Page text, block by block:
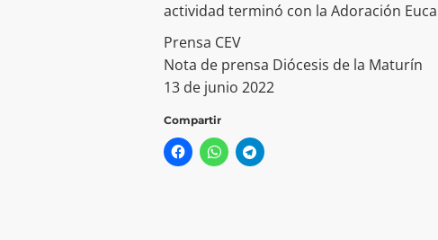
actividad terminó con la Adoración
Prensa CEV
Nota de prensa Diócesis de la Maturín
13 de junio 2022
Compartir